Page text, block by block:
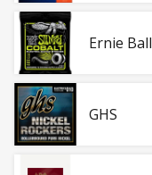
Ernie Ball
GHS